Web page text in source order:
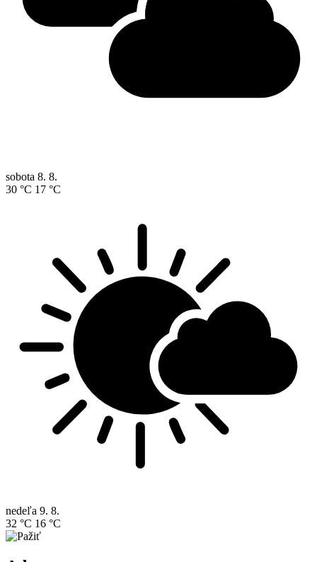
sobota 8. 8.
30 °C 17 °C
nedeľa 9. 8.
32 °C 16 °C